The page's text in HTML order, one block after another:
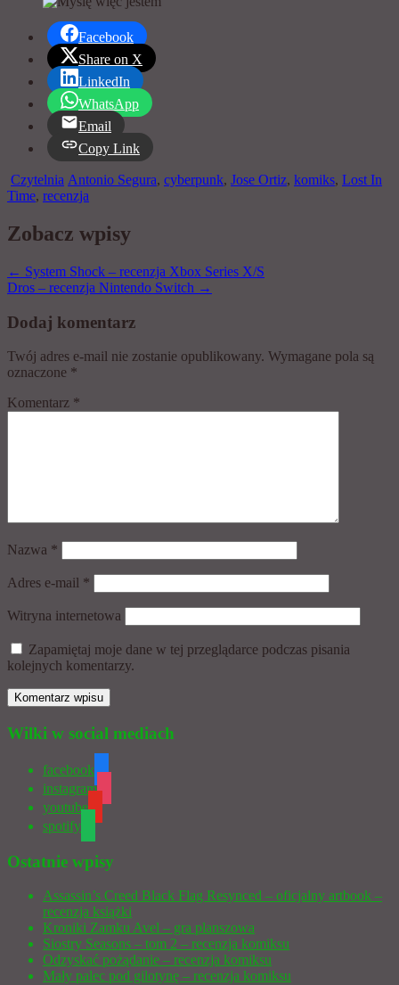
Facebook
Share on X
LinkedIn
WhatsApp
Email
Copy Link
Czytelnia Antonio Segura, cyberpunk, Jose Ortiz, komiks, Lost In
Time, recenzja
Zobacz wpisy
← System Shock – recenzja Xbox Series X/S
Dros – recenzja Nintendo Switch →
Dodaj komentarz
Twój adres e-mail nie zostanie opublikowany. Wymagane pola są
oznaczone *
Komentarz *
Nazwa *
Adres e-mail *
Witryna internetowa
Zapamiętaj moje dane w tej przeglądarce podczas pisania
kolejnych komentarzy.
Wilki w social mediach
facebook
instagram
youtube
spotify
Ostatnie wpisy
Assassin’s Creed Black Flag Resynced – oficjalny artbook –
recenzja książki
Kroniki Zamku Avel – gra planszowa
Siostry Seasons – tom 2 – recenzja komiksu
Odzyskać pożądanie – recenzja komiksu
Mały palec pod gilotynę – recenzja komiksu